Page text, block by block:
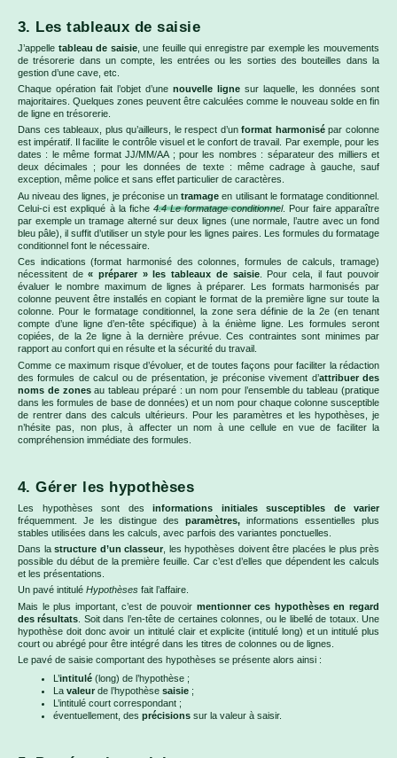
3. Les tableaux de saisie
J’appelle tableau de saisie, une feuille qui enregistre par exemple les mouvements
de trésorerie dans un compte, les entrées ou les sorties des bouteilles dans la
gestion d’une cave, etc.
Chaque opération fait l’objet d’une nouvelle ligne sur laquelle, les données sont
majoritaires. Quelques zones peuvent être calculées comme le nouveau solde en fin
de ligne en trésorerie.
Dans ces tableaux, plus qu’ailleurs, le respect d’unformat harmonisépar colonne
est impératif. Il facilite le contrôle visuel et le confort de travail. Par exemple, pour les
dates : le même format JJ/MM/AA ; pour les nombres : séparateur des milliers et
deux décimales ; pour les données de texte : même cadrage à gauche, sauf
exception, même police et sans effet particulier de caractères.
Au niveau des lignes, je préconise untramage en utilisant le formatage conditionnel.
Celui-ci est expliqué à la fiche 4.4 Le formatage conditionnel. Pour faire apparaître
par exemple un tramage alterné sur deux lignes (une normale, l’autre avec un fond
bleu pâle), il suffit d’utiliser un style pour les lignes paires. Les formules du formatage
conditionnel font le nécessaire.
Ces indications (format harmonisé des colonnes, formules de calculs, tramage)
nécessitent de« préparer » les tableaux de saisie. Pour cela, il faut pouvoir
évaluer le nombre maximum de lignes à préparer. Les formats harmonisés par
colonne peuvent être installés en copiant le format de la première ligne sur toute la
colonne. Pour le formatage conditionnel, la zone sera définie de la 2e (en tenant
compte d’une ligne d’en-tête spécifique) à la énième ligne. Les formules seront
copiées, de la 2e ligne à la dernière prévue. Ces contraintes sont minimes par
rapport au confort qui en résulte et la sécurité du travail.
Comme ce maximum risque d’évoluer, et de toutes façons pour faciliter la rédaction
des formules de calcul ou de présentation, je préconise vivement d’attribuer des
noms de zonesau tableau préparé : un nom pour l’ensemble du tableau (pratique
dans les formules de base de données) et un nom pour chaque colonne susceptible
de rentrer dans des calculs ultérieurs. Pour les paramètres et les hypothèses, je
n’hésite pas, non plus, à affecter un nom à une cellule en vue de faciliter la
compréhension immédiate des formules.
4. Gérer les hypothèses
Les hypothèses sont des informations initiales susceptibles de varier
fréquemment. Je les distingue des paramètres, informations essentielles plus
stables utilisées dans les calculs, avec parfois des variantes ponctuelles.
Dans la structure d’un classeur , les hypothèses doivent être placées le plus près
possible du début de la première feuille. Car c’est d’elles que dépendent les calculs
et les présentations.
Un pavé intitulé Hypothèses fait l’affaire.
Mais le plus important, c’est de pouvoir mentionner ces hypothèses en regard
des résultats . Soit dans l’en-tête de certaines colonnes, ou le libellé de totaux. Une
hypothèse doit donc avoir un intitulé clair et explicite (intitulé long) et un intitulé plus
court ou abrégé pour être intégré dans les titres de colonnes ou de lignes.
Le pavé de saisie comportant des hypothèses se présente alors ainsi :
L’intitulé (long) de l’hypothèse ;
La valeur de l’hypothèse saisie ;
L’intitulé court correspondant ;
éventuellement, des précisions sur la valeur à saisir.